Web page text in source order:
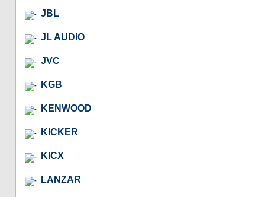
JBL
JL AUDIO
JVC
KGB
KENWOOD
KICKER
KICX
LANZAR